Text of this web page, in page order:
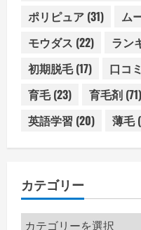
ポリピュア (31) ム
モウダス (22) ラン
初期脱毛(17) 口コミ
育毛(23) 育毛剤 (71)
英語学習 (20) 薄毛
カテゴリー
カ